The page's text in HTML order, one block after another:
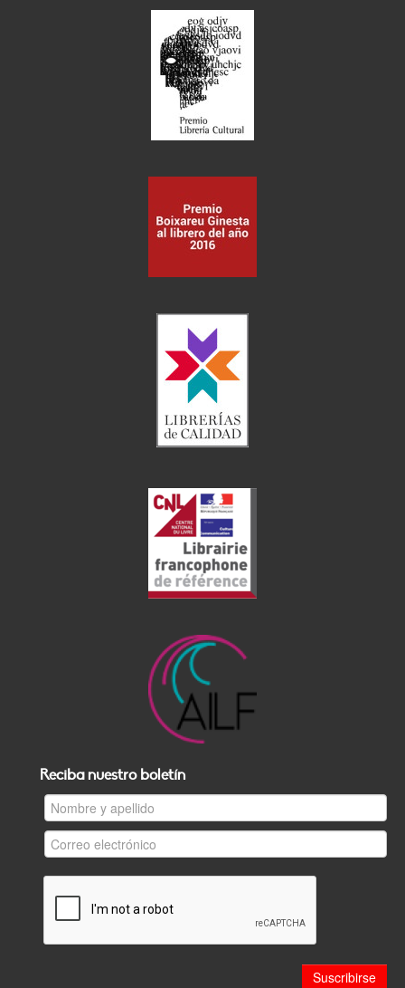
Reciba nuestro boletín